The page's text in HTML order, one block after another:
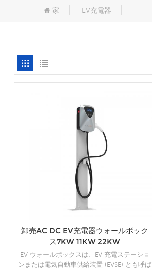
家 EV充電器
卸売AC DC EV充電器ウォールボック
ス7KW 11KW 22KW
EV ウォールボックスは、EV 充電ステーショ
ンまたは電気自動車供給装置 (EVSE) とも呼ば